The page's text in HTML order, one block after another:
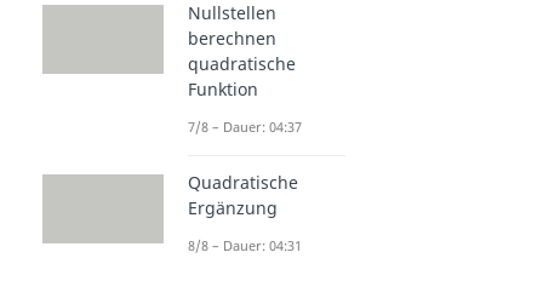
Nullstellen
berechnen
quadratische
Funktion
7/8 – Dauer: 04:37
Quadratische
Ergänzung
8/8 – Dauer: 04:31